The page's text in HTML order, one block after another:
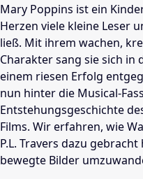
Mary Poppins ist ein
Herzen viele kleine Leser
ließ. Mit ihrem wachen,
Charakter sang sie sich in
einem riesen Erfolg
nun hinter die Musical-
Entstehungsgeschichte
Films. Wir erfahren, wie
P.L. Travers dazu
bewegte Bilder